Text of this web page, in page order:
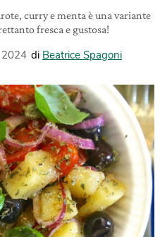
curry e menta è una variante
fresca e gustosa!
di Beatrice Spagoni